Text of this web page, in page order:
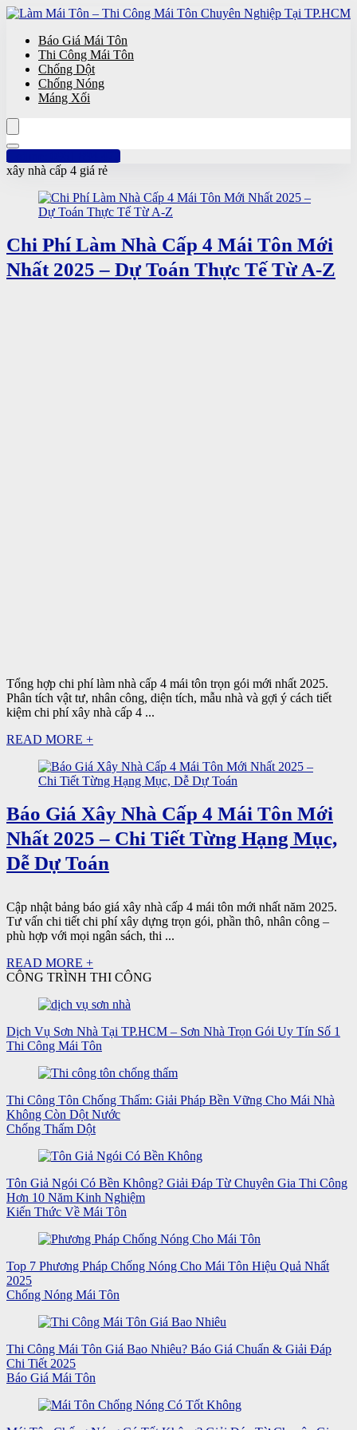
Báo Giá Mái Tôn
Thi Công Mái Tôn
Chống Dột
Chống Nóng
Máng Xối
Hotline: 0961 894 472
xây nhà cấp 4 giá rẻ
Chi Phí Làm Nhà Cấp 4 Mái Tôn Mới
Nhất 2025 – Dự Toán Thực Tế Từ A-Z
Tổng hợp chi phí làm nhà cấp 4 mái tôn trọn gói mới nhất 2025.
Phân tích vật tư, nhân công, diện tích, mẫu nhà và gợi ý cách tiết
kiệm chi phí xây nhà cấp 4 ...
READ MORE +
Báo Giá Xây Nhà Cấp 4 Mái Tôn Mới
Nhất 2025 – Chi Tiết Từng Hạng Mục,
Dễ Dự Toán
Cập nhật bảng báo giá xây nhà cấp 4 mái tôn mới nhất năm 2025.
Tư vấn chi tiết chi phí xây dựng trọn gói, phần thô, nhân công –
phù hợp với mọi ngân sách, thi ...
READ MORE +
CÔNG TRÌNH THI CÔNG
Dịch Vụ Sơn Nhà Tại TP.HCM – Sơn Nhà Trọn Gói Uy Tín Số 1
Thi Công Mái Tôn
Thi Công Tôn Chống Thấm: Giải Pháp Bền Vững Cho Mái Nhà
Không Còn Dột Nước
Chống Thấm Dột
Tôn Giả Ngói Có Bền Không? Giải Đáp Từ Chuyên Gia Thi Công
Hơn 10 Năm Kinh Nghiệm
Kiến Thức Về Mái Tôn
Top 7 Phương Pháp Chống Nóng Cho Mái Tôn Hiệu Quả Nhất
2025
Chống Nóng Mái Tôn
Thi Công Mái Tôn Giá Bao Nhiêu? Báo Giá Chuẩn & Giải Đáp
Chi Tiết 2025
Báo Giá Mái Tôn